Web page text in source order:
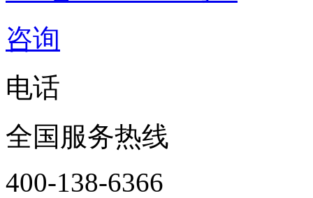
咨询
电话
全国服务热线
400-138-6366